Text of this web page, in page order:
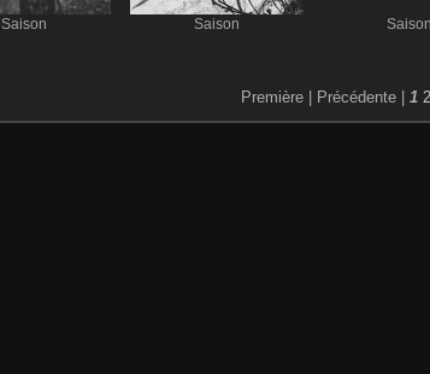
Saison Saison Saison
Première | Précédente | 1 2